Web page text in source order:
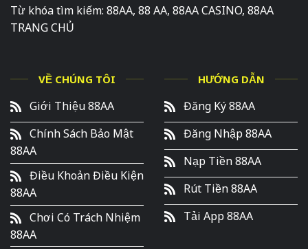
Từ khóa tìm kiếm: 88AA, 88 AA, 88AA CASINO, 88AA
TRANG CHỦ
VỀ CHÚNG TÔI
Giới Thiệu 88AA
Chính Sách Bảo Mật
88AA
Điều Khoản Điều Kiện
88AA
Chơi Có Trách Nhiệm
88AA
HƯỚNG DẪN
Đăng Ký 88AA
Đăng Nhập 88AA
Nạp Tiền 88AA
Rút Tiền 88AA
Tải App 88AA